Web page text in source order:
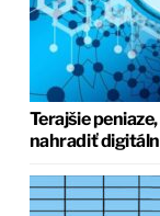
Terajšie
nahradiť